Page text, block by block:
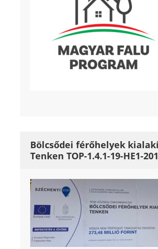
Bölcsődei férőhelyek
Tenken TOP-1.4.1-19-HE1-